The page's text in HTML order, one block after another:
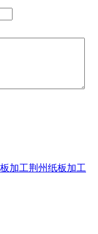
荆州纸板加工